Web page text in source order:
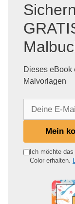
Dieses eBook
Malvorlagen
e
Mein
Ich möchte
Color erhalten.